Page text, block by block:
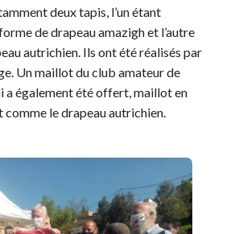
deux tapis, l’un étant
de drapeau amazigh et l’autre
autrichien. Ils ont été réalisés par
Un maillot du club amateur de
a également été offert, maillot en
le drapeau autrichien.